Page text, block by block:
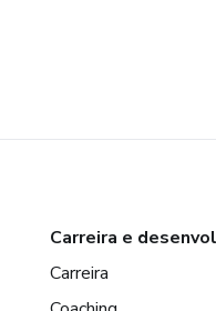
Carreira e
Carreira